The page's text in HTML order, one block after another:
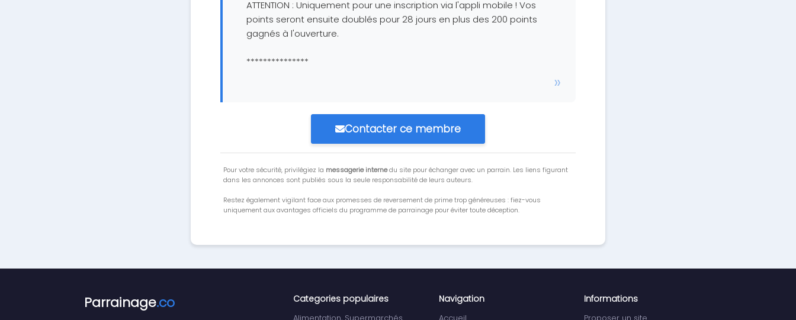
ATTENTION : Uniquement pour une inscription via l'appli mobile ! Vos
points seront ensuite doublés pour 28 jours en plus des 200 points
gagnés à l'ouverture.
***************
Contacter ce membre
Pour votre sécurité, privilégiez la messagerie internedu site pour échanger avec un parrain. Les liens figurant
dans les annonces sont publiés sous la seule responsabilité de leurs auteurs.
Restez également vigilant face aux promesses de reversement de prime trop généreuses : fiez-vous
uniquement aux avantages officiels du programme de parrainage pour éviter toute déception.
Parrainage.co Categories populaires Navigation Informations